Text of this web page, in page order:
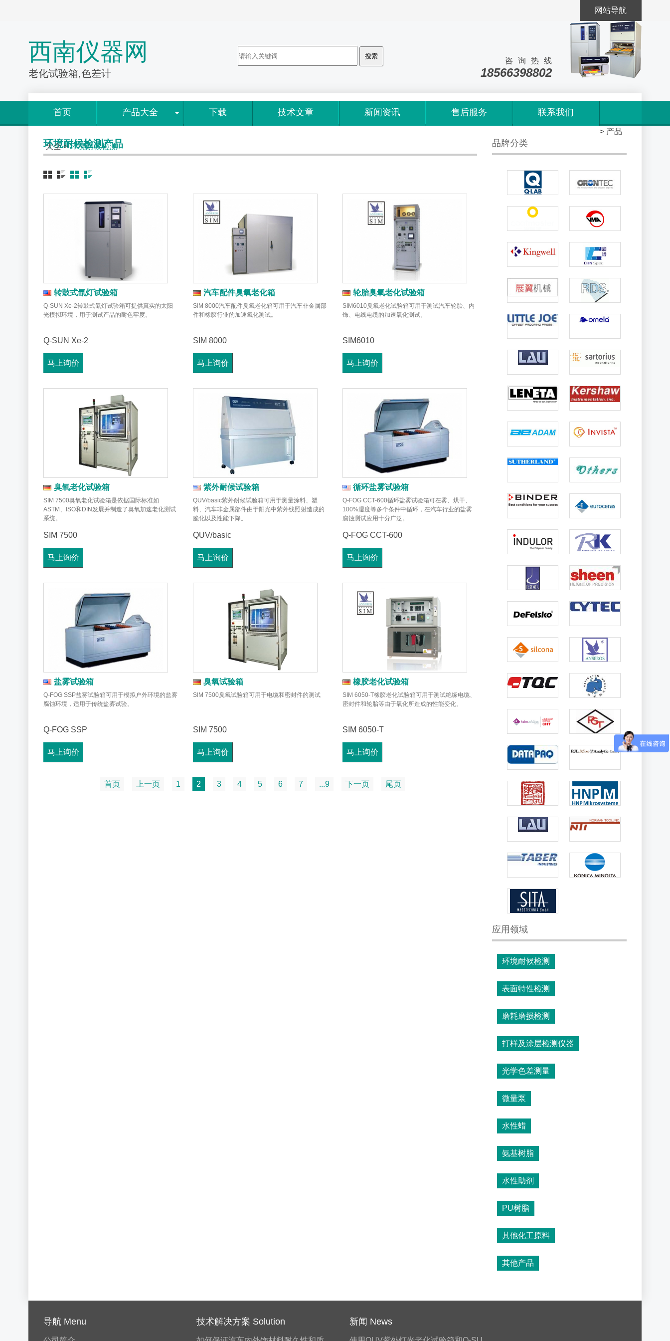
网站导航
西南仪器网
老化试验箱,色差计
咨询热线
18566398802
首页 产品大全 下载 技术文章 新闻资讯 售后服务 联系我们
> 产品
大全>环境耐候检测
环境耐候检测产品
转鼓式氙灯试验箱
Q-SUN Xe-2转鼓式氙灯试验箱可提供真实的太阳
光模拟环境，用于测试产品的耐色牢度。
Q-SUN Xe-2
马上询价
汽车配件臭氧老化箱
SIM 8000汽车配件臭氧老化箱可用于汽车非金属部
件和橡胶行业的加速氧化测试。
SIM 8000
马上询价
轮胎臭氧老化试验箱
SIM6010臭氧老化试验箱可用于测试汽车轮胎、内
饰、电线电缆的加速氧化测试。
SIM6010
马上询价
臭氧老化试验箱
SIM 7500臭氧老化试验箱是依据国际标准如
ASTM、ISO和DIN发展并制造了臭氧加速老化测试
系统。
SIM 7500
马上询价
紫外耐候试验箱
QUV/basic紫外耐候试验箱可用于测量涂料、塑
料、汽车非金属部件由于阳光中紫外线照射造成的
脆化以及性能下降。
QUV/basic
马上询价
循环盐雾试验箱
Q-FOG CCT-600循环盐雾试验箱可在雾、烘干、
100%湿度等多个条件中循环，在汽车行业的盐雾
腐蚀测试应用十分广泛。
Q-FOG CCT-600
马上询价
盐雾试验箱
Q-FOG SSP盐雾试验箱可用于模拟户外环境的盐雾
腐蚀环境，适用于传统盐雾试验。
Q-FOG SSP
马上询价
臭氧试验箱
SIM 7500臭氧试验箱可用于电缆和密封件的测试
SIM 7500
马上询价
橡胶老化试验箱
SIM 6050-T橡胶老化试验箱可用于测试绝缘电缆、
密封件和轮胎等由于氧化所造成的性能变化。
SIM 6050-T
马上询价
首页 上一页 1 2 3 4 5 6 7 ...9 下一页 尾页
品牌分类
应用领域
环境耐候检测
表面特性检测
磨耗磨损检测
打样及涂层检测仪器
光学色差测量
微量泵
水性蜡
氨基树脂
水性助剂
PU树脂
其他化工原料
其他产品
导航 Menu 技术解决方案 Solution 新闻 News